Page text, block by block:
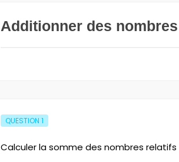
Additionner des
QUESTION 1
Calculer la somme des nombres relatifs